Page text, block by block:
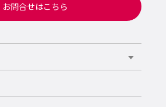
お問合せはこちら